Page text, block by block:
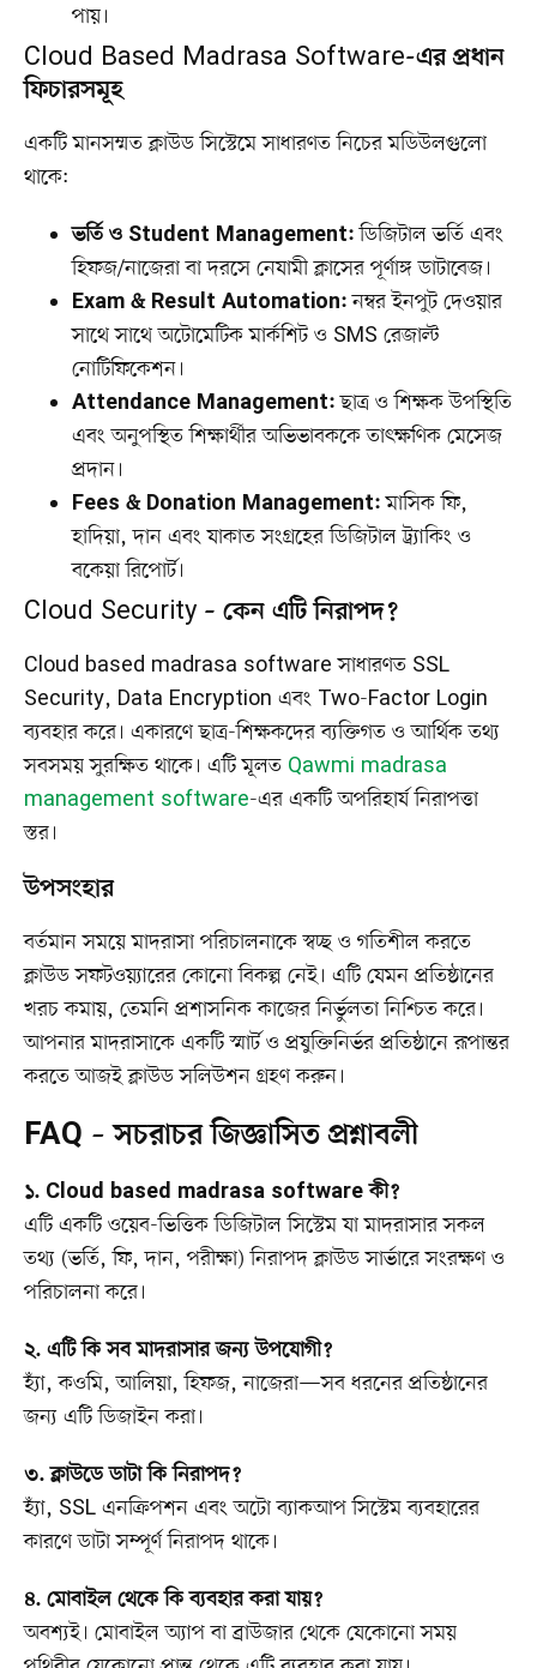
পায়।
Cloud Based Madrasa Software-এর প্রধান
ফিচারসমূহ
একটি মানসম্মত ক্লাউড সিস্টেমে সাধারণত নিচের মডিউলগুলো
থাকে:
ভর্তি ও Student Management:ডিজিটাল ভর্তি এবং
হিফজ/নাজেরা বা দরসে নেযামী ক্লাসের পূর্ণাঙ্গ ডাটাবেজ।
Exam & Result Automation:নম্বর ইনপুট দেওয়ার
সাথে সাথে অটোমেটিক মার্কশিট ও SMS রেজাল্ট
নোটিফিকেশন।
Attendance Management:ছাত্র ও শিক্ষক উপস্থিতি
এবং অনুপস্থিত শিক্ষার্থীর অভিভাবককে তাৎক্ষণিক মেসেজ
প্রদান।
Fees & Donation Management:মাসিক ফি,
হাদিয়া, দান এবং যাকাত সংগ্রহের ডিজিটাল ট্র্যাকিং ও
বকেয়া রিপোর্ট।
Cloud Security – কেন এটি নিরাপদ?
Cloud based madrasa software সাধারণত SSL
Security, Data Encryption এবং Two-Factor Login
ব্যবহার করে। একারণে ছাত্র-শিক্ষকদের ব্যক্তিগত ও আর্থিক তথ্য
সবসময় সুরক্ষিত থাকে। এটি মূলত Qawmi madrasa
management software-এর একটি অপরিহার্য নিরাপত্তা
স্তর।
উপসংহার
বর্তমান সময়ে মাদরাসা পরিচালনাকে স্বচ্ছ ও গতিশীল করতে
ক্লাউড সফটওয়্যারের কোনো বিকল্প নেই। এটি যেমন প্রতিষ্ঠানের
খরচ কমায়, তেমনি প্রশাসনিক কাজের নির্ভুলতা নিশ্চিত করে।
আপনার মাদরাসাকে একটি স্মার্ট ও প্রযুক্তিনির্ভর প্রতিষ্ঠানে রূপান্তর
করতে আজই ক্লাউড সলিউশন গ্রহণ করুন।
FAQ – সচরাচর জিজ্ঞাসিত প্রশ্নাবলী
১. Cloud based madrasa software কী?
এটি একটি ওয়েব-ভিত্তিক ডিজিটাল সিস্টেম যা মাদরাসার সকল
তথ্য (ভর্তি, ফি, দান, পরীক্ষা) নিরাপদ ক্লাউড সার্ভারে সংরক্ষণ ও
পরিচালনা করে।
২. এটি কি সব মাদরাসার জন্য উপযোগী?
হ্যাঁ, কওমি, আলিয়া, হিফজ, নাজেরা—সব ধরনের প্রতিষ্ঠানের
জন্য এটি ডিজাইন করা।
৩. ক্লাউডে ডাটা কি নিরাপদ?
হ্যাঁ, SSL এনক্রিপশন এবং অটো ব্যাকআপ সিস্টেম ব্যবহারের
কারণে ডাটা সম্পূর্ণ নিরাপদ থাকে।
৪. মোবাইল থেকে কি ব্যবহার করা যায়?
অবশ্যই। মোবাইল অ্যাপ বা ব্রাউজার থেকে যেকোনো সময়